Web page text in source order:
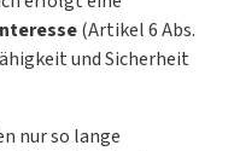
(Artikel 6 Abs.
und Sicherheit
nur so lange